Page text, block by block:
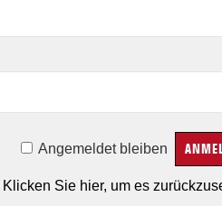
Angemeldet bleiben
Klicken Sie hier, um es